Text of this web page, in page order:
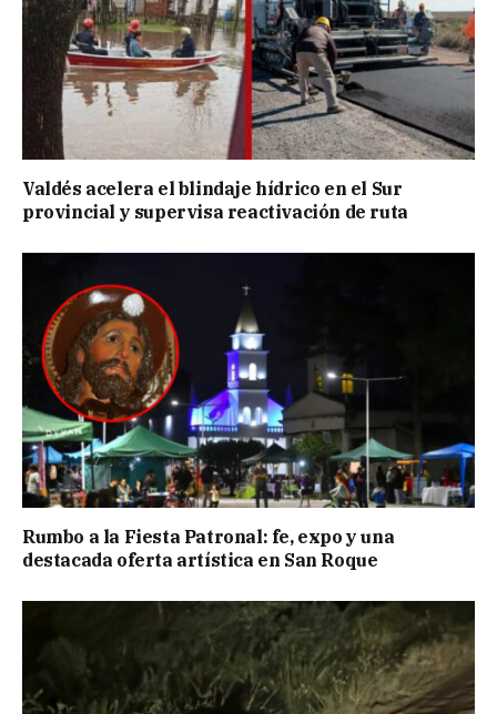
Valdés acelera el blindaje hídrico en el Sur
provincial y supervisa reactivación de ruta
Rumbo a la Fiesta Patronal: fe, expo y una
destacada oferta artística en San Roque